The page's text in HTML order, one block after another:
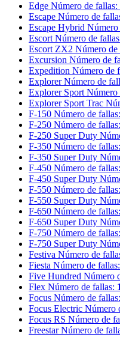
Edge Número de fallas:
Escape Número de
Escape Hybrid Número
Escort Número de
Escort ZX2 Número de
Excursion Número de
Expedition Número de
Explorer Número de
Explorer Sport Número
Explorer Sport Trac
F-150 Número de fallas:
F-250 Número de fallas:
F-250 Super Duty
F-350 Número de fallas:
F-350 Super Duty
F-450 Número de fallas:
F-450 Super Duty
F-550 Número de fallas:
F-550 Super Duty
F-650 Número de fallas:
F-650 Super Duty
F-750 Número de fallas:
F-750 Super Duty
Festiva Número de
Fiesta Número de fallas:
Five Hundred Número
Flex Número de fallas:
Focus Número de fallas:
Focus Electric Número
Focus RS Número de
Freestar Número de